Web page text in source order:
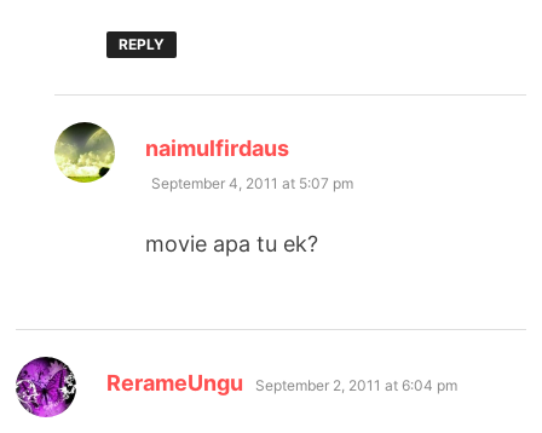
REPLY
naimulfirdaus
September 4, 2011 at 5:07 pm
movie apa tu ek?
RerameUngu says:
September 2, 2011 at 6:04 pm